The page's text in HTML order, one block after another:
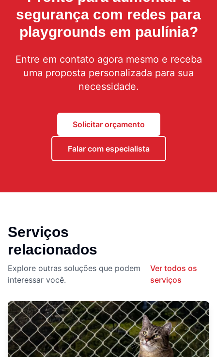
segurança com redes para
playgrounds em paulínia?
Entre em contato agora mesmo e receba
uma proposta personalizada para sua
necessidade.
Solicitar orçamento
Falar com especialista
Serviços
relacionados
Explore outras soluções que podem
interessar você.
Ver todos os
serviços